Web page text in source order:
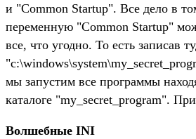
и "Common Startup". Все дело в
переменную "Common Startup"
все, что угодно. То есть записав
мы запустим все программы
каталоге "my_secret_program".
Волшебные INI